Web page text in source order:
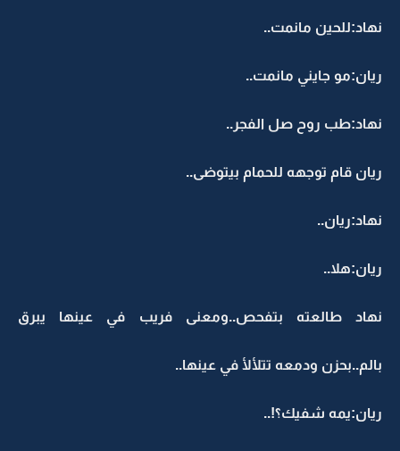
نهاد:للحين مانمت..
ريان:مو جايني مانمت..
نهاد:طب روح صل الفجر..
ريان قام توجهه للحمام بيتوضى..
نهاد:ريان..
ريان:هلا..
نهاد طالعته بتفحص..ومعنى فريب في عينها يبرق
بالم..بحزن ودمعه تتلألأ في عينها..
ريان:يمه شفيك؟!..